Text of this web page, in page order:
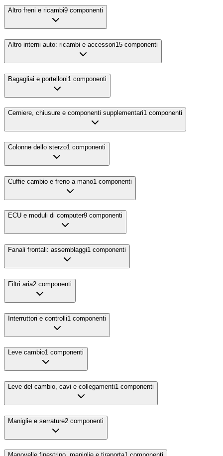
Altro freni e ricambi9 componenti
Altro interni auto: ricambi e accessori15 componenti
Bagagliai e portelloni1 componenti
Cerniere, chiusure e componenti supplementari1 componenti
Colonne dello sterzo1 componenti
Cuffie cambio e freno a mano1 componenti
ECU e moduli di computer9 componenti
Fanali frontali: assemblaggi1 componenti
Filtri aria2 componenti
Interruttori e controlli1 componenti
Leve cambio1 componenti
Leve del cambio, cavi e collegamenti1 componenti
Maniglie e serrature2 componenti